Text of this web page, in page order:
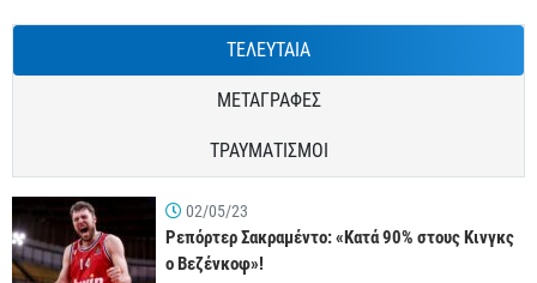
ΤΕΛΕΥΤΑΙΑ
ΜΕΤΑΓΡΑΦΕΣ
ΤΡΑΥΜΑΤΙΣΜΟΙ
02/05/23
Ρεπόρτερ Σακραμέντο: «Κατά 90% στους Κινγκς
ο Βεζένκοφ»!